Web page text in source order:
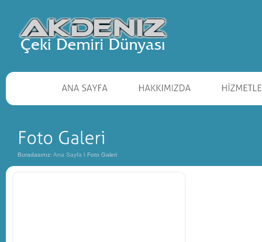
Buradasınız: Ana Sayfa \ Foto Galeri